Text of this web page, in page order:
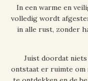
In een warme en
volledig wordt
in alle rust, zonder
Juist doordat
ontstaat er ruimte om